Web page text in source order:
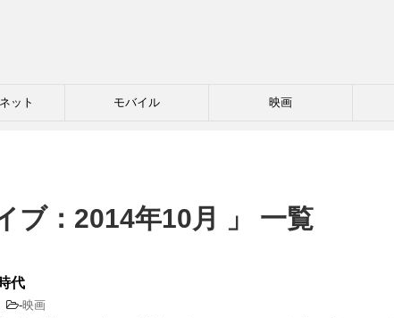
ット モバイル 映画
ブ：2014年10月 」 一覧
代
-映画